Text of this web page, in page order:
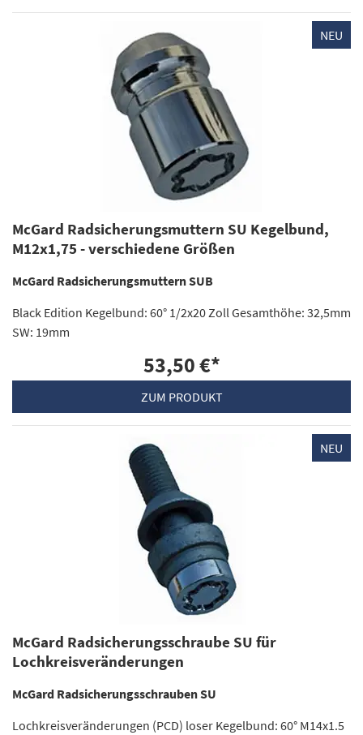
NEU
McGard Radsicherungsmuttern SU Kegelbund,
M12x1,75 - verschiedene Größen
McGard Radsicherungsmuttern SUB
Black Edition Kegelbund: 60° 1/2x20 Zoll Gesamthöhe: 32,5mm
SW: 19mm
53,50 €*
ZUM PRODUKT
NEU
McGard Radsicherungsschraube SU für
Lochkreisveränderungen
McGard Radsicherungsschrauben SU
Lochkreisveränderungen (PCD) loser Kegelbund: 60° M14x1.5